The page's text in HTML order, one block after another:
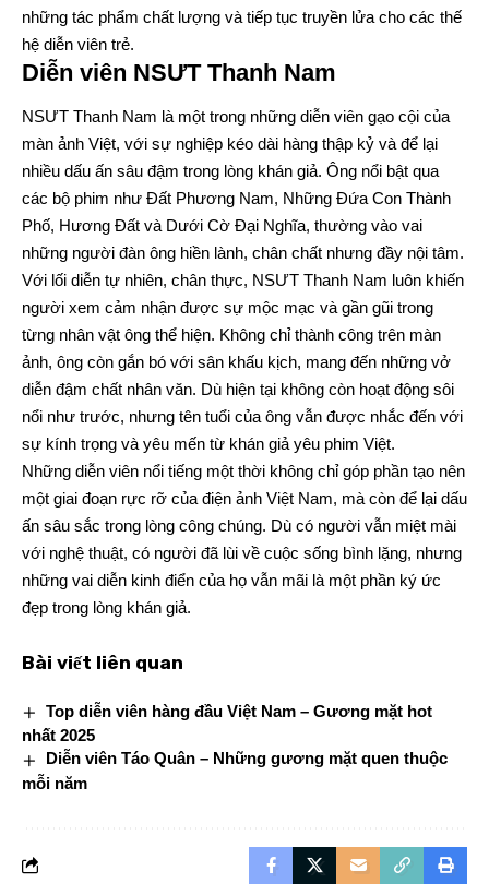
những tác phẩm chất lượng và tiếp tục truyền lửa cho các thế
hệ diễn viên trẻ.
Diễn viên NSƯT Thanh Nam
NSƯT Thanh Nam là một trong những diễn viên gạo cội của
màn ảnh Việt, với sự nghiệp kéo dài hàng thập kỷ và để lại
nhiều dấu ấn sâu đậm trong lòng khán giả. Ông nổi bật qua
các bộ phim như Đất Phương Nam, Những Đứa Con Thành
Phố, Hương Đất và Dưới Cờ Đại Nghĩa, thường vào vai
những người đàn ông hiền lành, chân chất nhưng đầy nội tâm.
Với lối diễn tự nhiên, chân thực, NSƯT Thanh Nam luôn khiến
người xem cảm nhận được sự mộc mạc và gần gũi trong
từng nhân vật ông thể hiện. Không chỉ thành công trên màn
ảnh, ông còn gắn bó với sân khấu kịch, mang đến những vở
diễn đậm chất nhân văn. Dù hiện tại không còn hoạt động sôi
nổi như trước, nhưng tên tuổi của ông vẫn được nhắc đến với
sự kính trọng và yêu mến từ khán giả yêu phim Việt.
Những diễn viên nổi tiếng một thời không chỉ góp phần tạo nên
một giai đoạn rực rỡ của điện ảnh Việt Nam, mà còn để lại dấu
ấn sâu sắc trong lòng công chúng. Dù có người vẫn miệt mài
với nghệ thuật, có người đã lùi về cuộc sống bình lặng, nhưng
những vai diễn kinh điển của họ vẫn mãi là một phần ký ức
đẹp trong lòng khán giả.
Bài viết liên quan
Top diễn viên hàng đầu Việt Nam – Gương mặt hot
nhất 2025
Diễn viên Táo Quân – Những gương mặt quen thuộc
mỗi năm